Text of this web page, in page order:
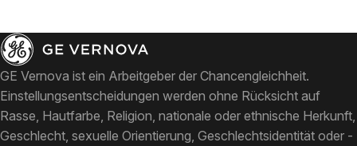
GE Vernova ist ein Arbeitgeber der Chancengleichheit.
Einstellungsentscheidungen werden ohne Rücksicht auf
Rasse, Hautfarbe, Religion, nationale oder ethnische Herkunft,
Geschlecht, sexuelle Orientierung, Geschlechtsidentität oder -